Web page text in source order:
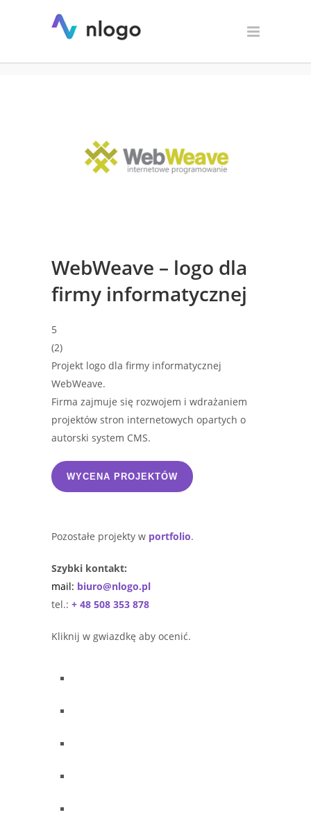
WebWeave – logo dla firmy
WebWeave – logo dla
firmy informatycznej
5
(2)
Projekt logo dla firmy informatycznej
WebWeave.
Firma zajmuje się rozwojem i wdrażaniem
projektów stron internetowych opartych o
autorski system CMS.
WYCENA PROJEKTÓW
Pozostałe projekty w portfolio.
Szybki kontakt:
mail: biuro@nlogo.pl
tel.: + 48 508 353 878
Kliknij w gwiazdkę aby ocenić.